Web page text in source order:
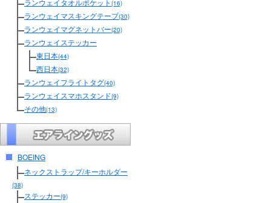
ランウェイタオルポケット (16)
ランウェイマスキングテープ(30)
ランウェイマグネットバー(20)
ランウェイステッカー
東日本(44)
西日本(32)
ランウェイフライトタグ(40)
ランウェイスマホスタンド(9)
その他(13)
BOEING
ネックストラップ/キーホルダー
(38)
ステッカー(9)